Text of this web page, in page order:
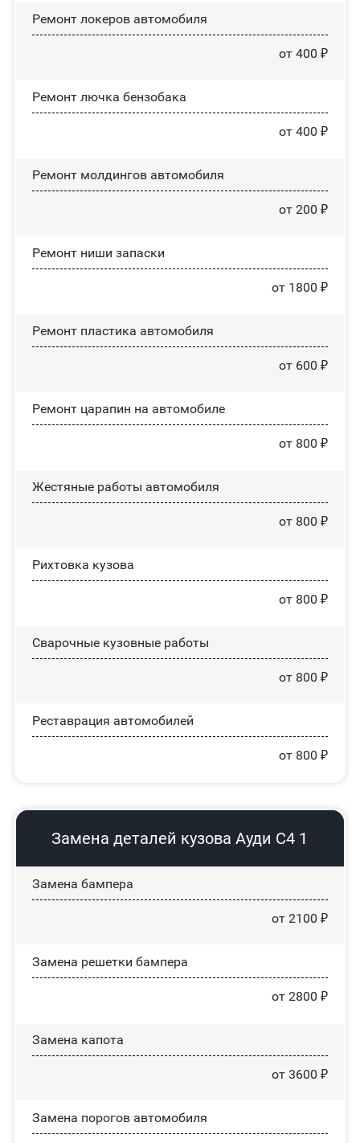
Ремонт лoĸepoв автомобиля
от 400 ₽
Ремонт лючка бензобака
от 400 ₽
Ремонт молдингов автомобиля
от 200 ₽
Ремонт ниши запаски
от 1800 ₽
Ремонт пластика автомобиля
от 600 ₽
Ремонт царапин на автомобиле
от 800 ₽
Жестяные работы автомобиля
от 800 ₽
Рихтовка кузова
от 800 ₽
Сварочные кузовные работы
от 800 ₽
Реставрация автомобилей
от 800 ₽
Замена деталей кузова Ауди С4 1
Замена бампера
от 2100 ₽
Замена решетки бампера
от 2800 ₽
Замена капота
от 3600 ₽
Замена порогов автомобиля